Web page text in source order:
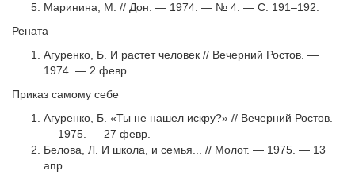
Маринина, М. // Дон. — 1974. — № 4. — С. 191–192.
Рената
Агуренко, Б. И растет человек // Вечерний Ростов. —
1974. — 2 февр.
Приказ самому себе
Агуренко, Б. «Ты не нашел искру?» // Вечерний Ростов.
— 1975. — 27 февр.
Белова, Л. И школа, и семья... // Молот. — 1975. — 13
апр.